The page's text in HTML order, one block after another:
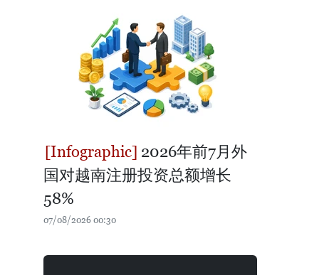
2026年前7月外
国对越南注册投资总额增长
58%
07/08/2026 00:30